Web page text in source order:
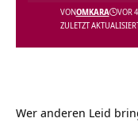
ZULETZT
VONOMKARA VOR
Wer anderen Leid